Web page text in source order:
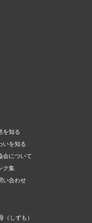
を知る
いを知る
会について
ク集
い合わせ
（しずも）